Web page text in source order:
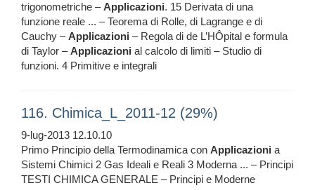
trigonometriche –Applicazioni. 15 Derivata di una
funzione reale ... – Teorema di Rolle, di Lagrange e di
Cauchy –Applicazioni – Regola di de L’HÔpital e formula
di Taylor –Applicazioni al calcolo di limiti – Studio di
funzioni. 4 Primitive e integrali
116. Chimica_L_2011-12 (29%)
9-lug-2013 12.10.10
Primo Principio della Termodinamica con Applicazioni a
Sistemi Chimici 2 Gas Ideali e Reali 3 Moderna ... – Principi
TESTI CHIMICA GENERALE – Principi e Moderne